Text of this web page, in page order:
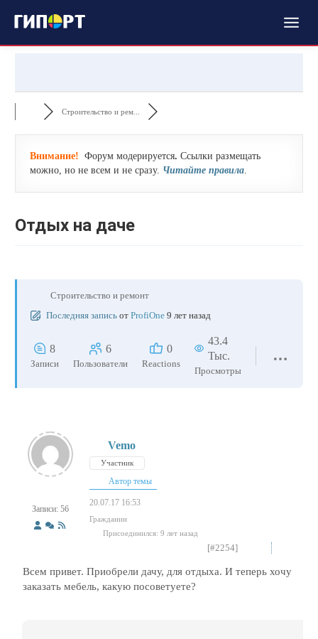
Строительство и рем...
Внимание! Форум модерируется. Ссылки размещать
можно, но не всем и не сразу. Читайте правила.
Отдых на даче
Строительство и ремонт
Последняя запись от ProfiOne 9 лет назад
8
Записи
6
Пользователи
0
Reactions
43.4
Тыс.
Просмотры
Записи: 56
Vemo
Участник
Автор темы
20.07.17 16:53
Гражданин
Присоединился: 9 лет назад
[#2254]
Всем привет. Приобрели дачу, для отдыха. И теперь хочу
заказать мебель, какую посоветуете?